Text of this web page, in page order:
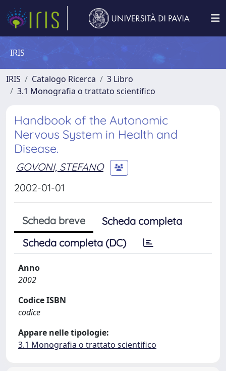
IRIS
IRIS Catalogo Ricerca
3 Libro
3.1 Monografia o trattato scientifico
Handbook of the Autonomic
Nervous System in Health and
Disease.
GOVONI, STEFANO
2002-01-01
Scheda breve
Scheda completa
Scheda completa (DC)
Anno
2002
Codice ISBN
codice
Appare nelle tipologie:
3.1 Monografia o trattato scientifico